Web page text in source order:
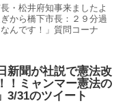
・松井府知事来ましたよ
から橋下市長：２９分過
んです！」質問コーナ
新聞が社説で憲法改
！ミャンマー憲法の
3/31のツイート